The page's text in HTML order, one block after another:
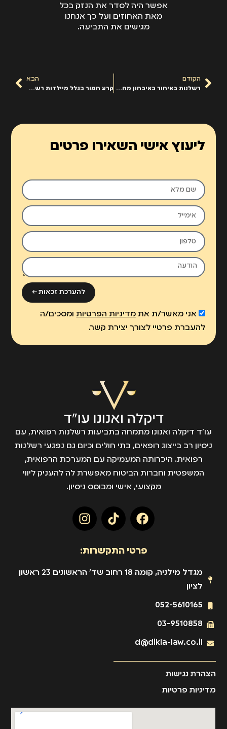
אפשר היה לסדר את הנזק בכל
מאת האחוזים ועל כך אנחנו
מגישים את התביעה.
הקודם
רשלנות באיחור באיבחון מחלות קשות
הבא
קרע חמור בגלל מיילדות רשלנית
ליעוץ אישי השאירו פרטים
אני מאשר/ת את מדיניות הפרטיותומסכים/ה
להעברת פרטיי לצורך יצירת קשר.
להערכת זכאות ←
עו״ד דיקלה ואנונו מתמחה בתביעות רשלנות רפואית, עם
ניסיון רב בייצוג רופאים, בתי חולים וכיום גם נפגעי רשלנות
רפואית. היכרותה המעמיקה עם המערכת הרפואית,
המשפטית וחברות הביטוח מאפשרת לה להעניק ליווי
מקצועי, אישי ומבוסס ניסיון.
פרטי התקשרות:
מגדל מילניה, קומה 18 רחוב שד' הראשונים 23 ראשון
לציון
052-5610165
03-9510858
d@dikla-law.co.il
הצהרת נגישות
מדיניות פרטיות